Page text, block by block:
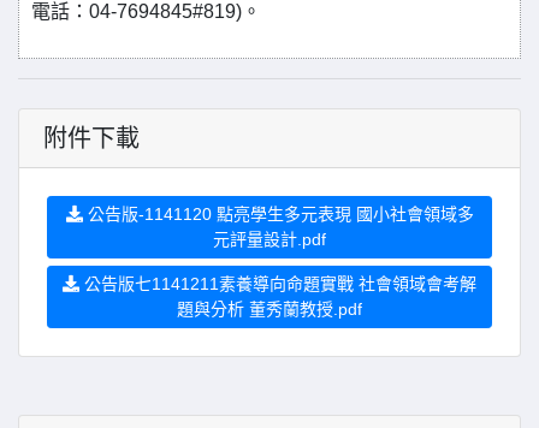
電話：04-7694845#819)。
附件下載
公告版-1141120 點亮學生多元表現 國小社會領域多
元評量設計.pdf
公告版七1141211素養導向命題實戰 社會領域會考解
題與分析 董秀蘭教授.pdf